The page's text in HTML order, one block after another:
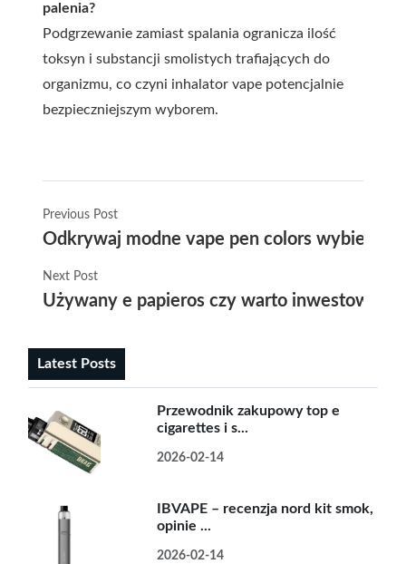
palenia?
Podgrzewanie zamiast spalania ogranicza ilość
toksyn i substancji smolistych trafiających do
organizmu, co czyni inhalator vape potencjalnie
bezpieczniejszym wyborem.
Previous Post
Odkrywaj modne vape pen colors wybierz
Next Post
Używany e papieros czy warto inwestować
Latest Posts
Przewodnik zakupowy top e
cigarettes i s...
2026-02-14
IBVAPE – recenzja nord kit smok,
opinie ...
2026-02-14